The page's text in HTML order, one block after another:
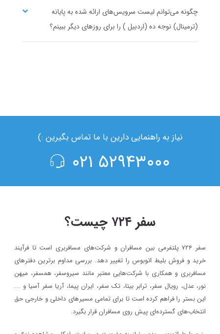
چگونه می‌توانم لیست سرویس‌های ارائه شده به پایانه
(ترمینال) نوجه ده (اردبیل ) را برای روزهای دیگر ببینم؟
نیاز به راهنمایی دارین با ما تماس بگیرین :)
۵۲۹۴۳۰۰۰ ۰۲۱
سفر ۷۲۴ چیست؟
سفر ۷۲۴ پلتفرمی بین مسافران و شرکت‌های مسافربری است تا فرآیند
خرید و فروش بلیط اتوبوس را تغییر دهد. بررسی مداوم برترین دفترهای
مسافربری و همکاری با شرکت‌هایی معتبر مانند سیروسفر، همسفر، میهن‌
نور، عدل، رویال سفر، ترابر بیتا، تک سفر، ایران پیما، آریا سفر آسیا و ...
این بستر را فراهم کرده است تا برای تمامی مسیرهای داخلی و خارجی حق
انتخاب‌های گسترده‌ای پیش روی مسافران قرار بگیرد.